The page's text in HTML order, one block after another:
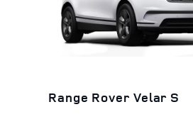
Range Rover Velar S